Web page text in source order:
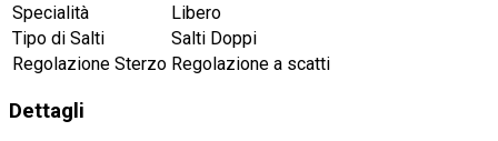
Specialità
Libero
Tipo di Salti
Salti Doppi
Regolazione Sterzo Regolazione a scatti
Dettagli